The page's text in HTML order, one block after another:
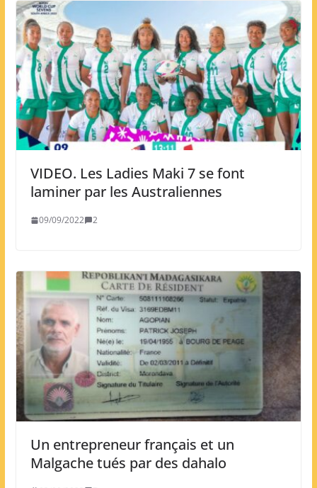
VIDEO. Les Ladies Maki 7 se font
laminer par les Australiennes
09/09/2022 2
Un entrepreneur français et un
Malgache tués par des dahalo